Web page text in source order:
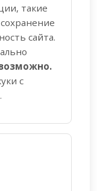
такие
сайта.
с
.